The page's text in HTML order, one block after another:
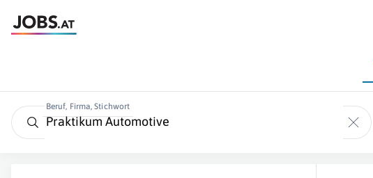
Beruf, Firma, Stichwort